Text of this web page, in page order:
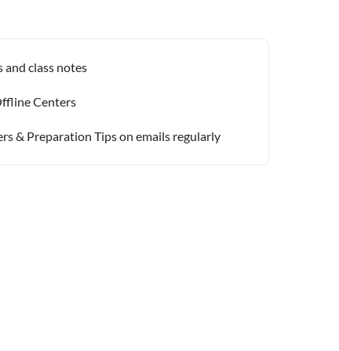
and class notes
Centers
& Preparation Tips on emails regularly